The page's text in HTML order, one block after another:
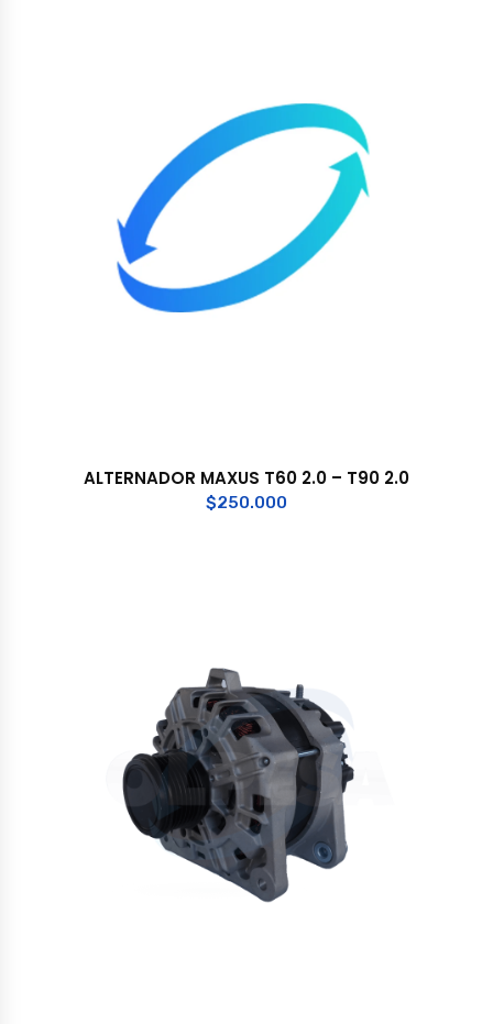
ALTERNADOR MAXUS T60 2.0 – T90 2.0
$250.000